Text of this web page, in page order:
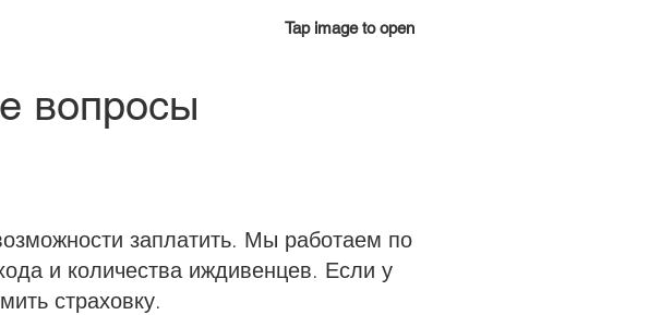
Tap image to open
вопросы
заплатить. Мы работаем по
и количества иждивенцев. Если у
страховку.